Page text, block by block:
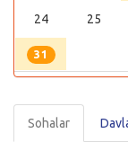
24 25
31
Sohalar